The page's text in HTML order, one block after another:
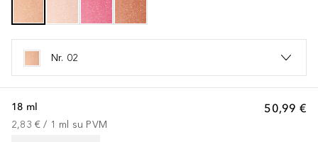
Nr. 02
50,99 €
18 ml
2,83 € / 1 ml su PVM